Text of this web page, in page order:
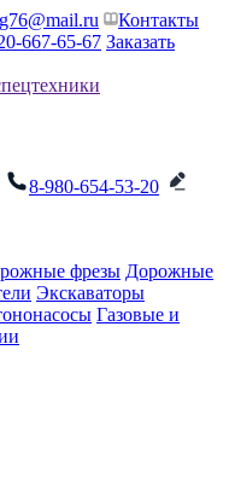
Контакты
667-65-67 Заказать
8-980-654-53-20
фрезы Дорожные
Экскаваторы
Газовые и